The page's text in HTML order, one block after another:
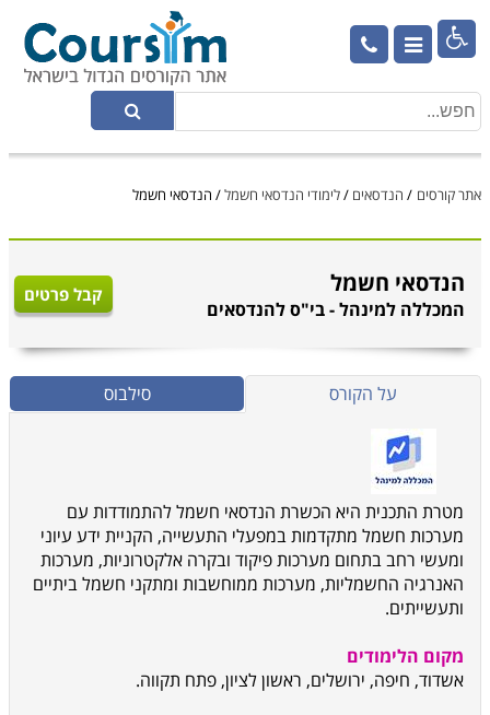

אתר קורסים / הנדסאים /לימודי הנדסאי חשמל/ הנדסאי חשמל
הנדסאי חשמל
המכללה למינהל - בי"ס להנדסאים
קבל פרטים
על הקורס סילבוס
מטרת התכנית היא הכשרת הנדסאי חשמל להתמודדות עם
מערכות חשמל מתקדמות במפעלי התעשייה, הקניית ידע עיוני
ומעשי רחב בתחום מערכות פיקוד ובקרה אלקטרוניות, מערכות
האנרגיה החשמליות, מערכות ממוחשבות ומתקני חשמל ביתיים
ותעשייתים.
מקום הלימודים
אשדוד, חיפה, ירושלים, ראשון לציון, פתח תקווה.